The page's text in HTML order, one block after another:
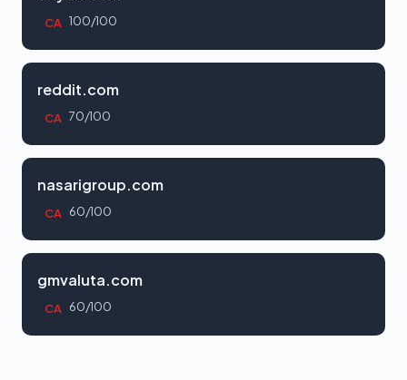
CA 100/100
reddit.com
CA 70/100
nasarigroup.com
CA 60/100
gmvaluta.com
CA 60/100